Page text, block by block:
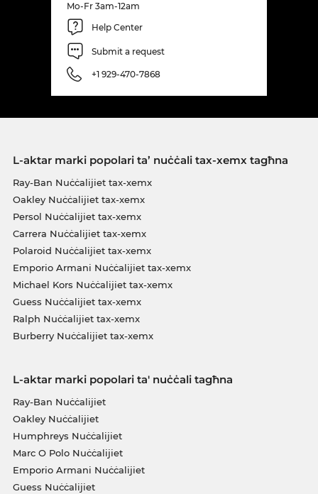
Mo-Fr 3am-12am
Help Center
Submit a request
+1 929-470-7868
L-aktar marki popolari ta’ nuċċali tax-xemx tagħna
Ray-Ban Nuċċalijiet tax-xemx
Oakley Nuċċalijiet tax-xemx
Persol Nuċċalijiet tax-xemx
Carrera Nuċċalijiet tax-xemx
Polaroid Nuċċalijiet tax-xemx
Emporio Armani Nuċċalijiet tax-xemx
Michael Kors Nuċċalijiet tax-xemx
Guess Nuċċalijiet tax-xemx
Ralph Nuċċalijiet tax-xemx
Burberry Nuċċalijiet tax-xemx
L-aktar marki popolari ta' nuċċali tagħna
Ray-Ban Nuċċalijiet
Oakley Nuċċalijiet
Humphreys Nuċċalijiet
Marc O Polo Nuċċalijiet
Emporio Armani Nuċċalijiet
Guess Nuċċalijiet